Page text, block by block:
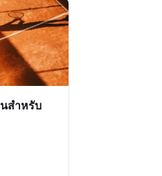
สำหรับ